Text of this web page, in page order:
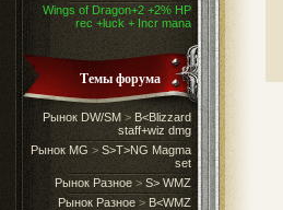
Wings of Dragon+2 +2% HP
rec +luck + Incr mana
Темы форума
Рынок DW/SM > B<Blizzard
staff+wiz dmg
Рынок MG > S>T>NG Magma
set
Рынок Разное > S> WMZ
Рынок Разное > B<WMZ